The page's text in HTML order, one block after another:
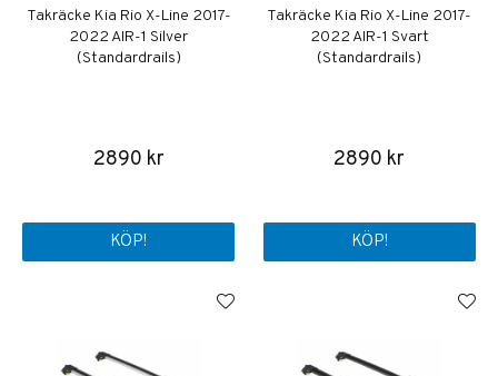
Takräcke Kia Rio X-Line 2017-
2022 AIR-1 Silver
(Standardrails)
2890 kr
KÖP!
Takräcke Kia Rio X-Line 2017-
2022 AIR-1 Svart
(Standardrails)
2890 kr
KÖP!